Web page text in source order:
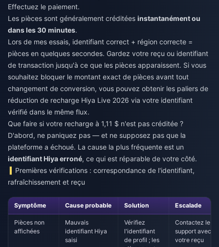
Effectuez le paiement.
Les pièces sont généralement créditées instantanément ou
dans les 30 minutes.
Lors de mes essais, identifiant correct + région correcte =
pièces en quelques secondes. Gardez votre reçu ou identifiant
de transaction jusqu'à ce que les pièces apparaissent. Si vous
souhaitez bloquer le montant exact de pièces avant tout
changement de conversion, vous pouvez obtenir les paliers de
réduction de recharge Hiya Live 2026 via votre identifiant
vérifié dans le même flux.
Que faire si votre recharge à 1,11 $ n'est pas créditée ?
D'abord, ne paniquez pas — et ne supposez pas que la
plateforme a échoué. La cause la plus fréquente est un
identifiant Hiya erroné, ce qui est réparable de votre côté.
Premières vérifications : correspondance de l'identifiant,
rafraîchissement et reçu
Symptôme Cause probable Solution Escalade
Pièces non
affichées
Mauvais
identifiant Hiya
saisi
Vérifiez
l'identifiant
de profil ; les
Contactez le
support avec
votre reçu